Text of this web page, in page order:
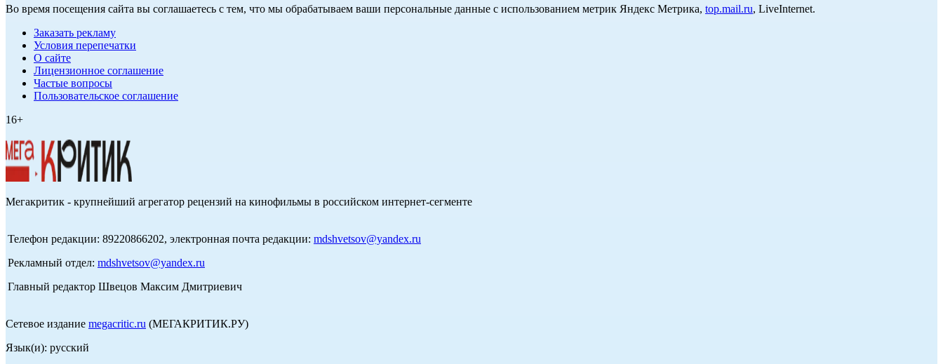
Во время посещения сайта вы соглашаетесь с тем, что мы обрабатываем ваши персональные данные с использованием метрик Яндекс Метрика, top.mail.ru, LiveInternet.
Заказать рекламу
Условия перепечатки
О сайте
Лицензионное соглашение
Частые вопросы
Пользовательское соглашение
16+
Мегакритик - крупнейший агрегатор рецензий на кинофильмы в российском интернет-сегменте
Телефон редакции: 89220866202, электронная почта редакции: mdshvetsov@yandex.ru
Рекламный отдел: mdshvetsov@yandex.ru
Главный редактор Швецов Максим Дмитриевич
Сетевое издание megacritic.ru (МЕГАКРИТИК.РУ)
Язык(и): русский